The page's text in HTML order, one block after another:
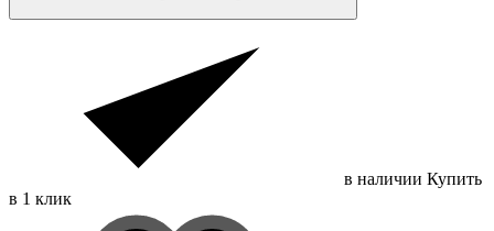
в наличии Купить
в 1 клик